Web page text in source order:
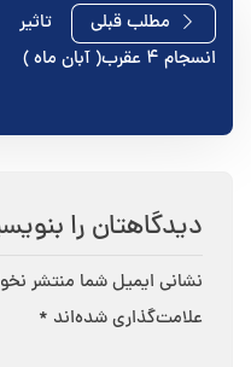
راهبریمطلب قبلی
تاثیر
انسجام ۴ عقرب( آبان ماه )
دیدگاهتان را
نشانی ایمیل شما منتشر
علامت‌گذاری شده‌اند *